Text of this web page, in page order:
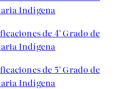
Indígena
de 4° Grado de
Indígena
de 5° Grado de
Indígena